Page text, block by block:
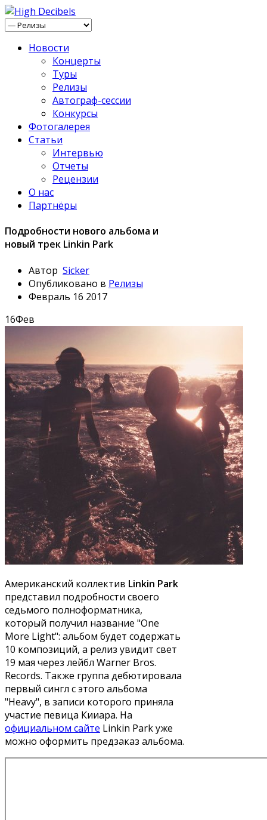
Новости
Концерты
Туры
Релизы
Автограф-сессии
Конкурсы
Фотогалерея
Статьи
Интервью
Отчеты
Рецензии
О нас
Партнёры
Подробности нового альбома и
новый трек Linkin Park
Автор Sicker
Опубликовано в Релизы
Февраль 16 2017
16Фев
Американский коллектив Linkin Park
представил подробности своего
седьмого полноформатника,
который получил название "One
More Light": альбом будет содержать
10 композиций, а релиз увидит свет
19 мая через лейбл Warner Bros.
Records. Также группа дебютировала
первый сингл с этого альбома
"Heavy", в записи которого приняла
участие певица Кииара. На
официальном сайте Linkin Park уже
можно оформить предзаказ альбома.